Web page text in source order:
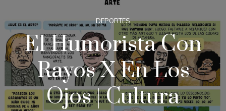
DEPORTES
El Humorista Con
Rayos X En Los
Ojos | Cultura